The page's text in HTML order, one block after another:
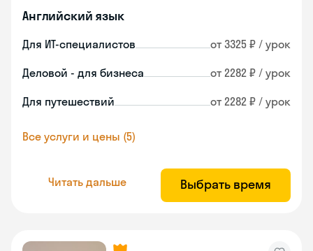
Английский язык
Для ИТ-специалистов от 3325 ₽ / урок
Деловой - для бизнеса от 2282 ₽ / урок
Для путешествий от 2282 ₽ / урок
Все услуги и цены (5)
Читать дальше Выбрать время